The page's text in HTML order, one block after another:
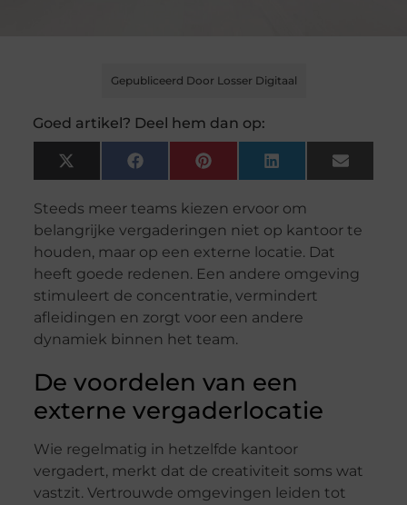
Gepubliceerd Door Losser Digitaal
Goed artikel? Deel hem dan op:
X
(Twitter)
FacebookPinterest LinkedIn Email
Steeds meer teams kiezen ervoor om
belangrijke vergaderingen niet op kantoor te
houden, maar op een externe locatie. Dat
heeft goede redenen. Een andere omgeving
stimuleert de concentratie, vermindert
afleidingen en zorgt voor een andere
dynamiek binnen het team.
De voordelen van een
externe vergaderlocatie
Wie regelmatig in hetzelfde kantoor
vergadert, merkt dat de creativiteit soms wat
vastzit. Vertrouwde omgevingen leiden tot